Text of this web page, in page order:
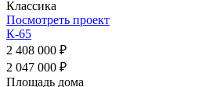
Классика
Посмотреть проект
К-65
2 408 000 ₽
2 047 000 ₽
Площадь дома